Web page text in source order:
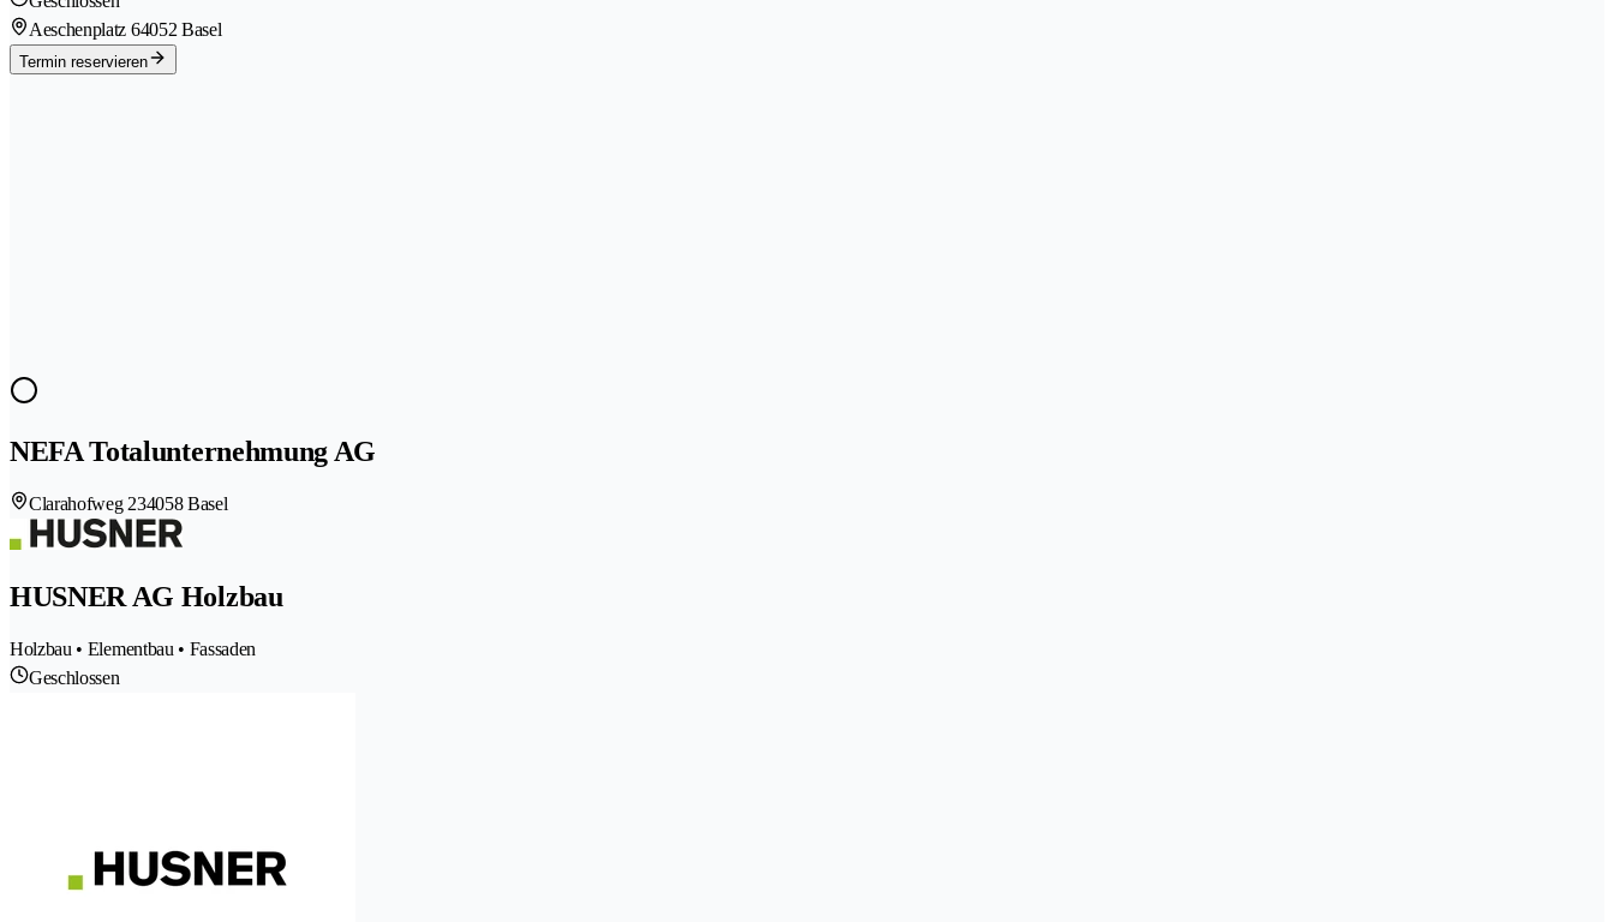
Aeschenplatz 64052 Basel
Termin reservieren
NEFA Totalunternehmung AG
Clarahofweg 234058 Basel
HUSNER AG Holzbau
Holzbau • Elementbau • Fassaden
Geschlossen